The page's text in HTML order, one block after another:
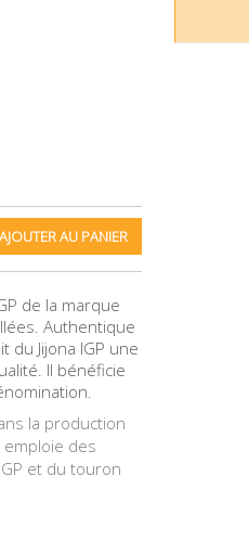
AJOUTER AU PANIER
de la marque
Authentique
Jijona IGP une
Il bénéficie
la production
des
et du touron